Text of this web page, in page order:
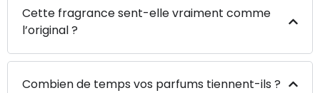
Cette fragrance sent-elle vraiment comme
l’original ?
Combien de temps vos parfums tiennent-ils ?